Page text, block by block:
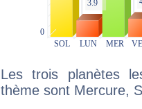
Les trois planètes
thème sont Mercure,